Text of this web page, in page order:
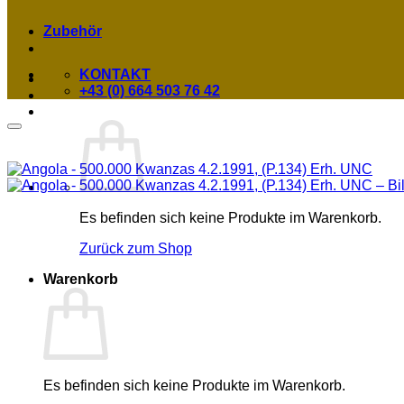
Es befinden sich keine Produkte im Warenkorb.
Zurück zum Shop
Warenkorb
Es befinden sich keine Produkte im Warenkorb.
Zubehör
KONTAKT
+43 (0) 664 503 76 42